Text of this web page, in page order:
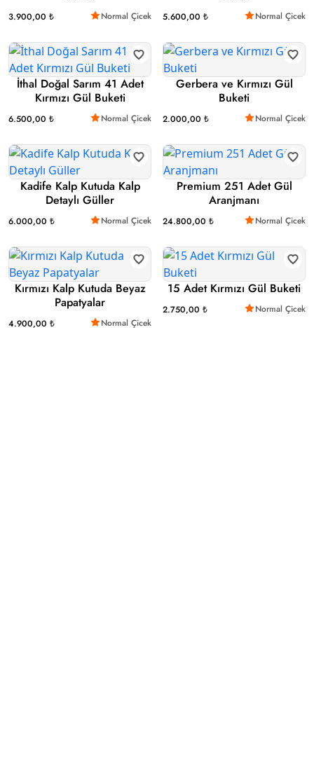
3.900,00 ₺ Normal Çicek 5.600,00 ₺ Normal Çicek
İthal Doğal Sarım 41 Adet
Kırmızı Gül Buketi
6.500,00 ₺ Normal Çicek
Gerbera ve Kırmızı Gül
Buketi
2.000,00 ₺ Normal Çicek
Kadife Kalp Kutuda Kalp
Detaylı Güller
6.000,00 ₺ Normal Çicek
Premium 251 Adet Gül
Aranjmanı
24.800,00 ₺ Normal Çicek
Kırmızı Kalp Kutuda Beyaz
Papatyalar
4.900,00 ₺ Normal Çicek
15 Adet Kırmızı Gül Buketi
2.750,00 ₺ Normal Çicek